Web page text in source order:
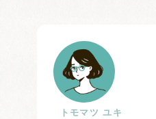
トモマツ ユキ